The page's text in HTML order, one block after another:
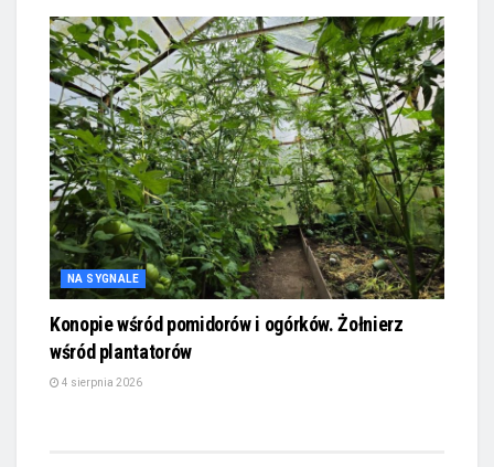
NA SYGNALE
Konopie wśród pomidorów i ogórków. Żołnierz
wśród plantatorów
4 sierpnia 2026